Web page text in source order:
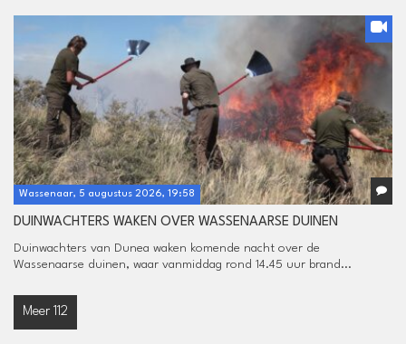
Wassenaar, 5 augustus 2026, 19:58
DUINWACHTERS WAKEN OVER WASSENAARSE DUINEN
Duinwachters van Dunea waken komende nacht over de
Wassenaarse duinen, waar vanmiddag rond 14.45 uur brand...
Meer 112